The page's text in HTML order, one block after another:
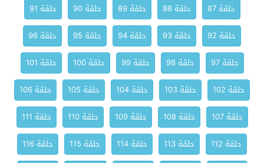
حلقة 87
حلقة 88 حلقة 89 حلقة 90
حلقة 91
حلقة 92
حلقة 93 حلقة 94 حلقة 95
حلقة 96
حلقة 97
حلقة 98 حلقة 99 حلقة 100
حلقة 101
حلقة 102
حلقة 103 حلقة 104 حلقة 105
حلقة 106
حلقة 107
حلقة 108 حلقة 109 حلقة 110
حلقة 111
حلقة 112
حلقة 113 حلقة 114 حلقة 115
حلقة 116